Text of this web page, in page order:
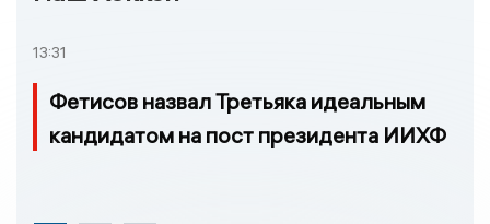
13:31
Фетисов назвал Третьяка идеальным
кандидатом на пост президента ИИХФ